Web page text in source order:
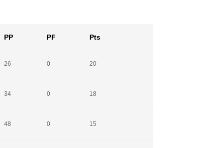
PP PF Pts
26 0 20
34 0 18
48 0 15